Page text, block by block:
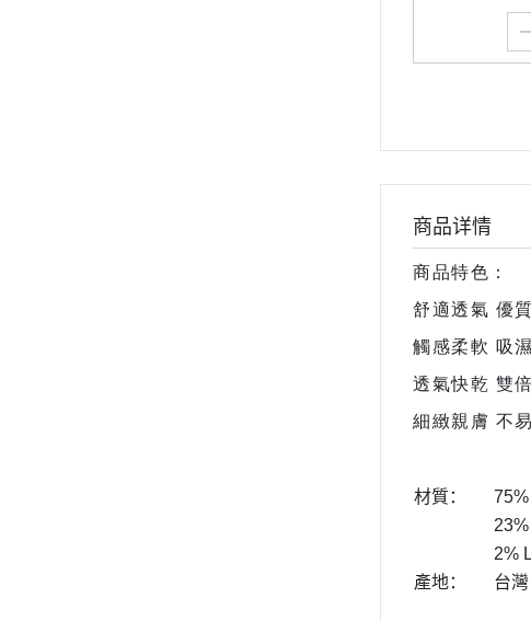
商品详情
商品特色：
舒適透氣 優
觸感柔軟 吸
透氣快乾 雙
細緻親膚 不
材質：
2%
產地：
台灣